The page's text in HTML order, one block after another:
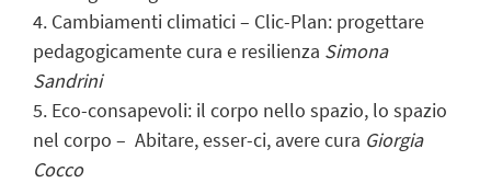
4. Cambiamenti climatici – Clic-Plan: progettare
pedagogicamente cura e resilienza Simona
Sandrini
5. Eco-consapevoli: il corpo nello spazio, lo spazio
nel corpo – Abitare, esser-ci, avere cura Giorgia
Cocco